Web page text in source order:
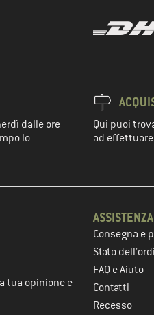
dalle ore
lo
Qui puoi
ad
tua opinione e
Consegna e
Stato
FAQ e Aiuto
Contatti
Recesso